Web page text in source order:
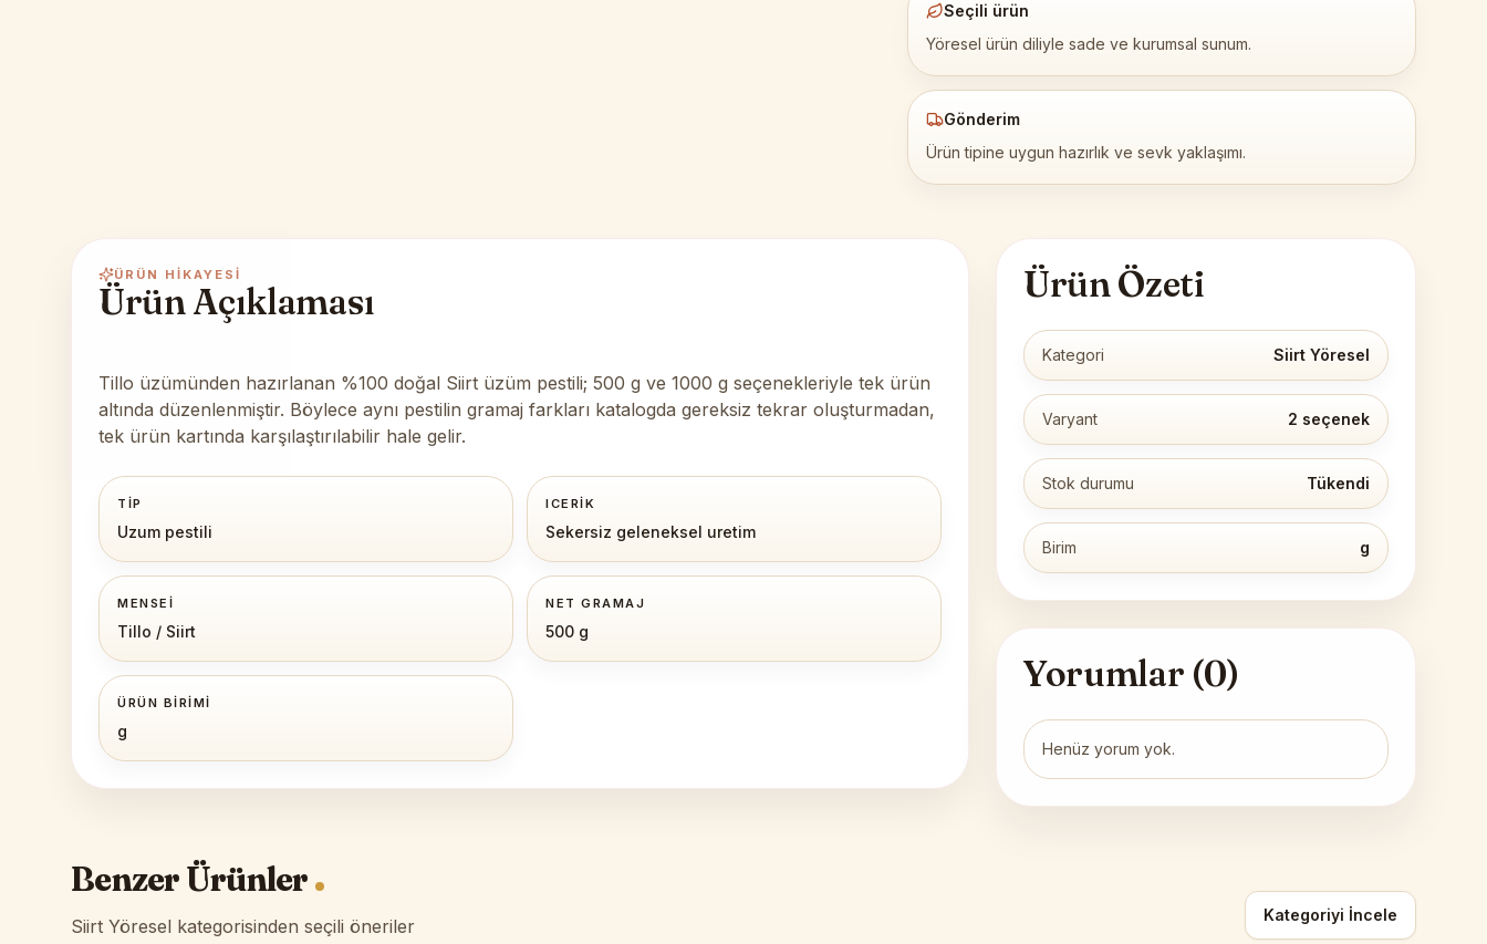
Seçili ürün
Yöresel ürün diliyle sade ve kurumsal sunum.
Gönderim
Ürün tipine uygun hazırlık ve sevk yaklaşımı.
ÜRÜN HIKAYESI
Ürün Açıklaması
Tillo üzümünden hazırlanan %100 doğal Siirt üzüm pestili; 500 g ve 1000 g seçenekleriyle tek ürün
altında düzenlenmiştir. Böylece aynı pestilin gramaj farkları katalogda gereksiz tekrar oluşturmadan,
tek ürün kartında karşılaştırılabilir hale gelir.
TIP
Uzum pestili
ICERIK
Sekersiz geleneksel uretim
MENSEI
Tillo / Siirt
NET GRAMAJ
500 g
ÜRÜN BIRIMI
g
Ürün Özeti
Kategori Siirt Yöresel
Varyant 2 seçenek
Stok durumu Tükendi
Birim g
Yorumlar (0)
Henüz yorum yok.
Benzer Ürünler
Siirt Yöresel kategorisinden seçili öneriler
Kategoriyi İncele
Siirt Yöresel